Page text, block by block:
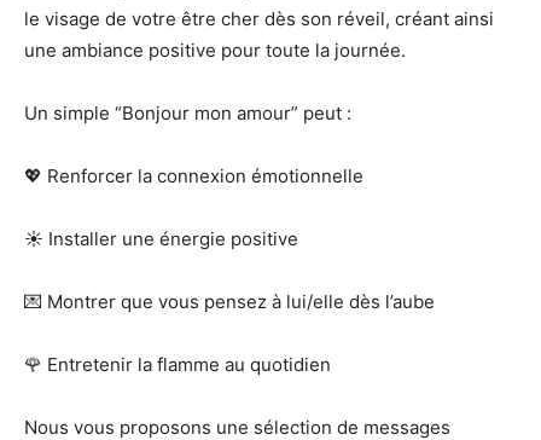
le visage de votre être cher dès son réveil, créant ainsi
une ambiance positive pour toute la journée.
Un simple “Bonjour mon amour” peut :
💖 Renforcer la connexion émotionnelle
☀️ Installer une énergie positive
💌 Montrer que vous pensez à lui/elle dès l’aube
🌹 Entretenir la flamme au quotidien
Nous vous proposons une sélection de messages